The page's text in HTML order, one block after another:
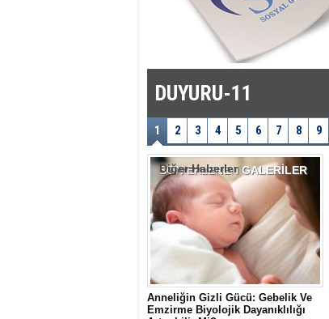
DUYURU-11
1 2 3 4 5 6 7 8 9
SON EKLENEN GALERİLER
Diğer Haberler
Anneliğin Gizli Gücü: Gebelik Ve
Emzirme Biyolojik Dayanıklılığı